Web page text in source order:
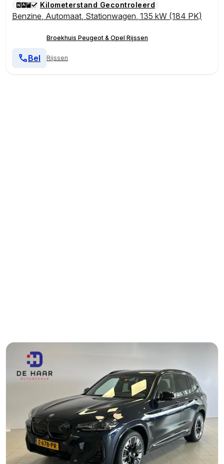
Kilometerstand Gecontroleerd
Benzine, Automaat, Stationwagen, 135 kW (184 PK)
Broekhuis Peugeot & Opel Rijssen
Rijssen
Bel